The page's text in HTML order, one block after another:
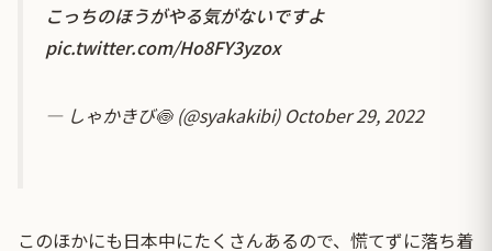
こっちのほうがやる気がないですよ
pic.twitter.com/Ho8FY3yzox
— しゃかきび🍥 (@syakakibi) October 29, 2022
このほかにも日本中にたくさんあるので、慌てずに落ち着